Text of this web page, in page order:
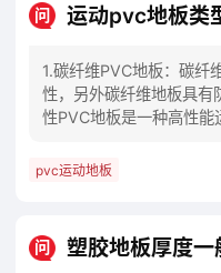
问 运动pvc地板类
1.碳纤维PVC地板：碳纤
性，另外碳纤维地板具
性PVC地板是一种高性能
pvc运动地板
问 塑胶地板厚度一